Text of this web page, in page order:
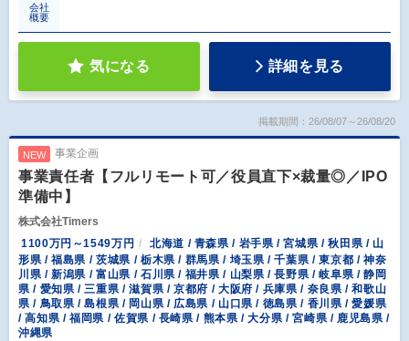
会社
概要
気になる 詳細を見る
掲載期間：26/08/07～26/08/20
NEW 事業企画
事業責任者【フルリモート可／役員直下×裁量◎／IPO
準備中】
株式会社Timers
1100万円～1549万円
北海道 / 青森県 / 岩手県 / 宮城県 / 秋田県 / 山
形県 / 福島県 / 茨城県 / 栃木県 / 群馬県 / 埼玉県 / 千葉県 / 東京都 / 神奈
川県 / 新潟県 / 富山県 / 石川県 / 福井県 / 山梨県 / 長野県 / 岐阜県 / 静岡
県 / 愛知県 / 三重県 / 滋賀県 / 京都府 / 大阪府 / 兵庫県 / 奈良県 / 和歌山
県 / 鳥取県 / 島根県 / 岡山県 / 広島県 / 山口県 / 徳島県 / 香川県 / 愛媛県
/ 高知県 / 福岡県 / 佐賀県 / 長崎県 / 熊本県 / 大分県 / 宮崎県 / 鹿児島県 /
沖縄県